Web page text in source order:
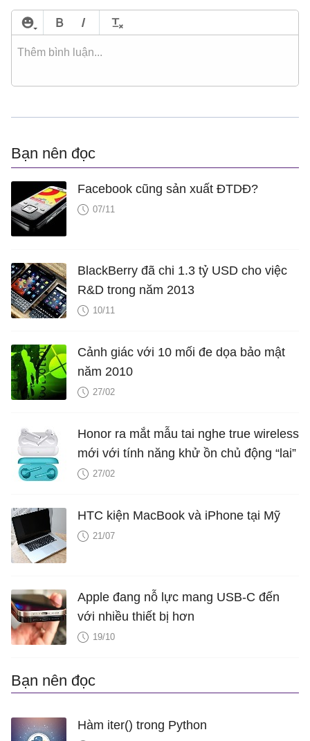
Bạn nên đọc
Facebook cũng sản xuất ĐTDĐ?
07/11
BlackBerry đã chi 1.3 tỷ USD cho việc
R&D trong năm 2013
10/11
Cảnh giác với 10 mối đe dọa bảo mật
năm 2010
27/02
Honor ra mắt mẫu tai nghe true wireless
mới với tính năng khử ồn chủ động “lai”
27/02
HTC kiện MacBook và iPhone tại Mỹ
21/07
Apple đang nỗ lực mang USB-C đến
với nhiều thiết bị hơn
19/10
Bạn nên đọc
Hàm iter() trong Python